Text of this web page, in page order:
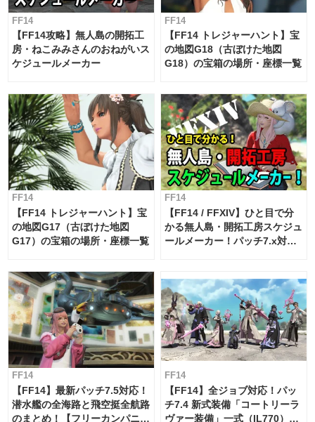
FF14
【FF14攻略】無人島の開拓工
房・ねこみみさんのおねがいス
ケジュールメーカー
FF14
【FF14 トレジャーハント】宝
の地図G18（古ぼけた地図
G18）の宝箱の場所・座標一覧
FF14
【FF14 トレジャーハント】宝
の地図G17（古ぼけた地図
G17）の宝箱の場所・座標一覧
FF14
【FF14 / FFXIV】ひと目で分
かる無人島・開拓工房スケジュ
ールメーカー！パッチ7.x対応
FF14
【FF14】最新パッチ7.5対応！
潜水艦の全海路と飛空挺全航路
のまとめ！【フリーカンパニ
FF14
【FF14】全ジョブ対応！パッ
チ7.4 新式装備「コートリーラ
ヴァー装備」一式（IL770）の